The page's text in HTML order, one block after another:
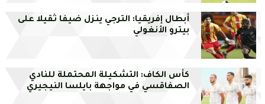
أبطال إفريقيا: الترجي ينزل ضيفا ثقيلا على
بيترو الأنغولي
كأس الكاف: التشكيلة المحتملة للنادي
الصفاقسي في مواجهة بايلسا النيجيري